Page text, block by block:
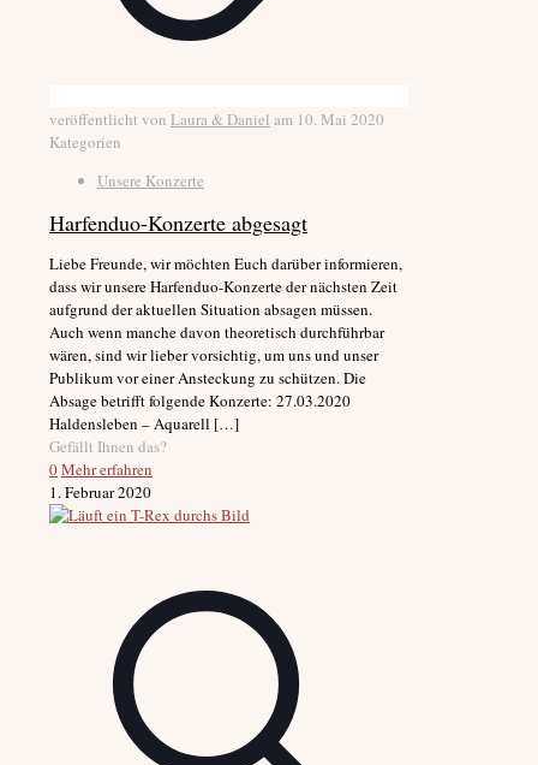
veröffentlicht von Laura & Daniel am 10. Mai 2020
Kategorien
Unsere Konzerte
Harfenduo-Konzerte abgesagt
Liebe Freunde, wir möchten Euch darüber informieren,
dass wir unsere Harfenduo-Konzerte der nächsten Zeit
aufgrund der aktuellen Situation absagen müssen.
Auch wenn manche davon theoretisch durchführbar
wären, sind wir lieber vorsichtig, um uns und unser
Publikum vor einer Ansteckung zu schützen. Die
Absage betrifft folgende Konzerte: 27.03.2020
Haldensleben – Aquarell […]
Gefällt Ihnen das?
0Mehr erfahren
1. Februar 2020